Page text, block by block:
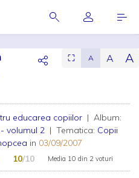
⛶ A A A
educarea copiilor | Album:
volumul 2 | Tematica: Copii
in 03/09/2007
10/10 Media 10 din 2 voturi